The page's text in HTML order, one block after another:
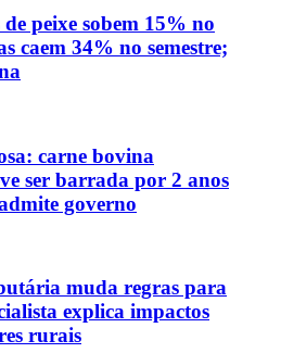
peixe sobem 15% no
caem 34% no semestre;
carne bovina
ser barrada por 2 anos
governo
muda regras para
explica impactos
rurais